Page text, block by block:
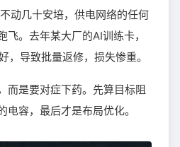
动几十安培，供电网络的任何
。去年某大厂的AI训练卡，
，导致批量返修，损失惨重。
而是要对症下药。先算目标阻
容，最后才是布局优化。